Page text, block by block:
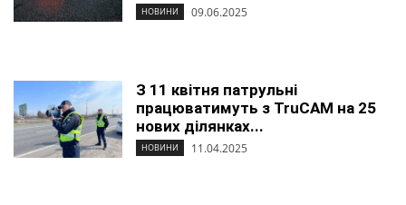
НОВИНИ 09.06.2025
З 11 квітня патрульні
працюватимуть з TruCAM на 25
нових ділянках...
НОВИНИ 11.04.2025